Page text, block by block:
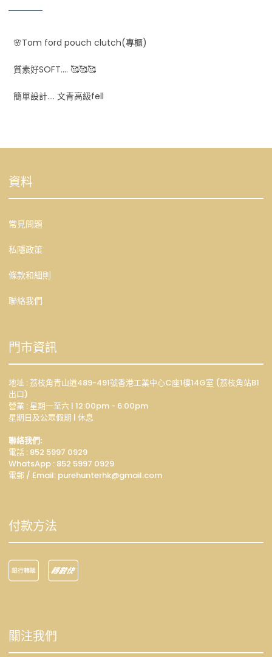
🌸Tom ford pouch clutch(專櫃)
質素好SOFT.... 🥰🥰🥰
簡單設計.... 文青高級fell
資料
常見問題
私隱政策
條款和細則
聯絡我們
門市資訊
地址 : 荔枝角青山道489-491號香港工業中心C座1樓14G室 (荔枝角站B1
出口)
營業 : 星期一至六 | 12:00pm - 6:00pm
星期日及公眾假期 | 休息
聯絡我們:
電話 : 852 5997 0929
WhatsApp : 852 5997 0929
電郵 / Email: purehunterhk@gmail.com
付款方法
關注我們